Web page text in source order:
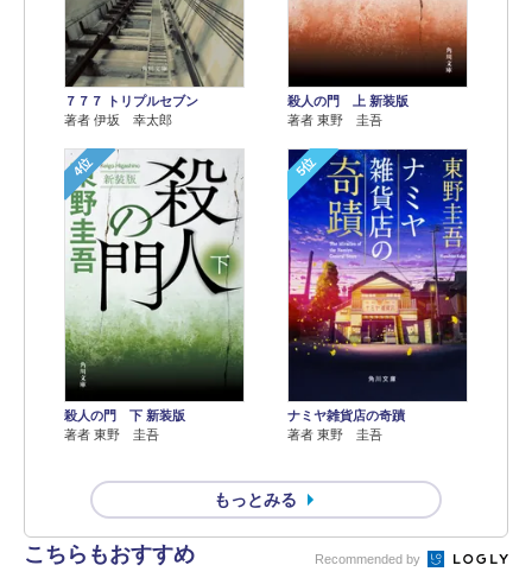
７７７ トリプルセブン
著者 伊坂 幸太郎
殺人の門 上 新装版
著者 東野 圭吾
4位
殺人の門 下 新装版
著者 東野 圭吾
5位
ナミヤ雑貨店の奇蹟
著者 東野 圭吾
もっとみる
こちらもおすすめ Recommended by